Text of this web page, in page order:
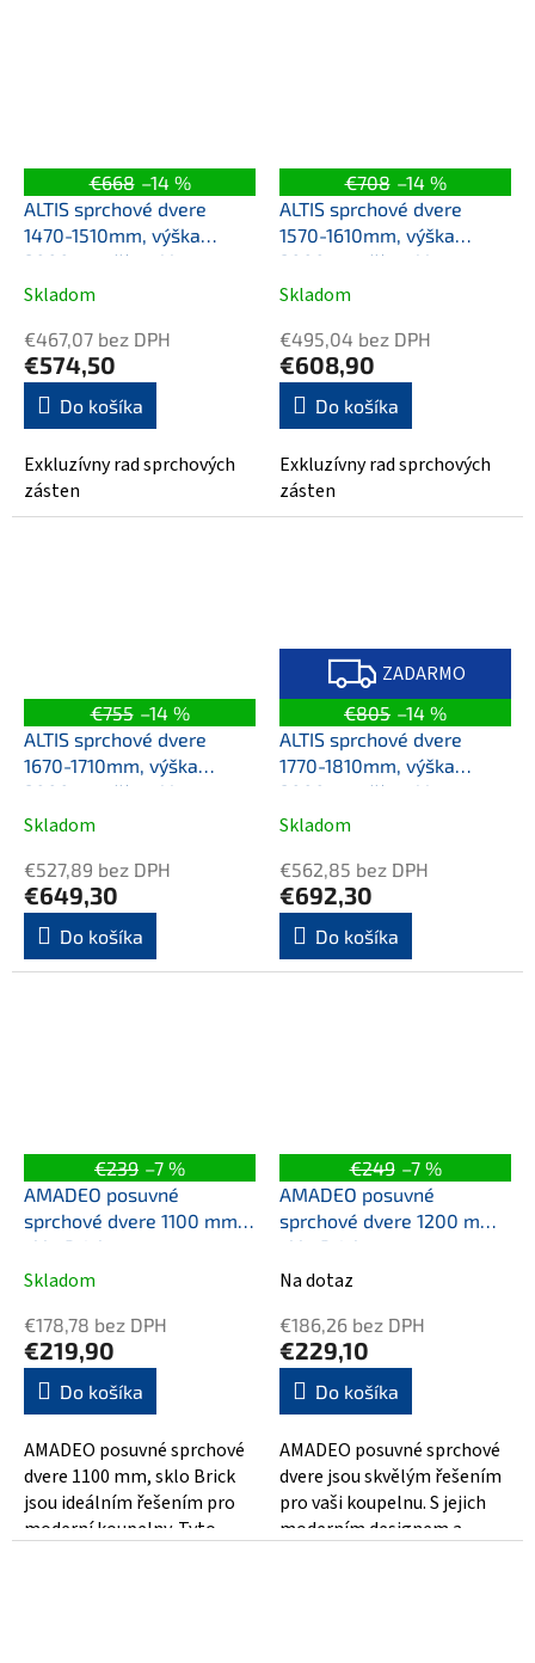
€668 –14 %
ALTIS sprchové dvere
1470-1510mm, výška
2000mm, číre sklo
Skladom
€467,07 bez DPH
€574,50
Do košíka
Exkluzívny rad sprchových
zásten
€708 –14 %
ALTIS sprchové dvere
1570-1610mm, výška
2000mm, číre sklo
Skladom
€495,04 bez DPH
€608,90
Do košíka
Exkluzívny rad sprchových
zásten
€755 –14 %
ALTIS sprchové dvere
1670-1710mm, výška
2000mm, číre sklo
Skladom
€527,89 bez DPH
€649,30
Do košíka
Z
A
D
A
R
M
O
ZADARMO
€805 –14 %
ALTIS sprchové dvere
1770-1810mm, výška
2000mm, číre sklo
Skladom
€562,85 bez DPH
€692,30
Do košíka
€239 –7 %
AMADEO posuvné
sprchové dvere 1100 mm,
sklo Brick
Skladom
€178,78 bez DPH
€219,90
Do košíka
AMADEO posuvné sprchové
dvere 1100 mm, sklo Brick
jsou ideálním řešením pro
moderní koupelny. Tyto
€249 –7 %
AMADEO posuvné
sprchové dvere 1200 mm,
sklo Brick
Na dotaz
€186,26 bez DPH
€229,10
Do košíka
AMADEO posuvné sprchové
dvere jsou skvělým řešením
pro vaši koupelnu. S jejich
moderním designem a